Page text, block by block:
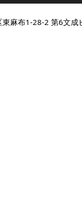
東麻布1-28-2 第6文成